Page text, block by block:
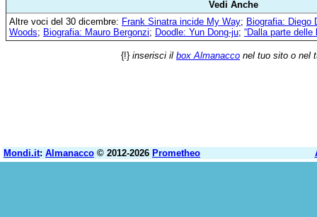
Vedi Anche
Altre voci del 30 dicembre: Frank Sinatra incide My Way; Biografia: Diego
Woods; Biografia: Mauro Bergonzi; Doodle: Yun Dong-ju; “Dalla parte
{!} inserisci il box Almanacco nel tuo sito o nel
Mondi.it: Almanacco © 2012-2026 Prometheo